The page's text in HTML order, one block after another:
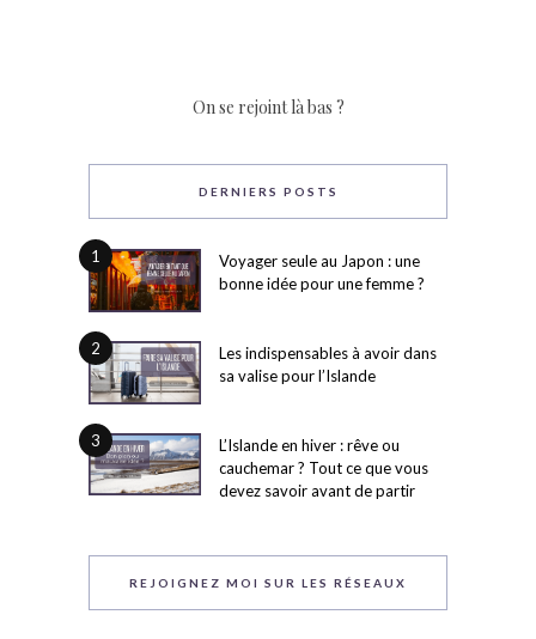
On se rejoint là bas ?
DERNIERS POSTS
1
Voyager seule au Japon : une
bonne idée pour une femme ?
2
Les indispensables à avoir dans
sa valise pour l’Islande
3
L’Islande en hiver : rêve ou
cauchemar ? Tout ce que vous
devez savoir avant de partir
REJOIGNEZ MOI SUR LES RÉSEAUX